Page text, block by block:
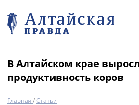
В Алтайском крае
продуктивность коров
Главная /Статьи